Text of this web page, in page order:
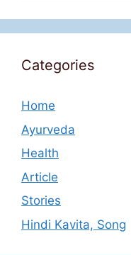
Categories
Home
Ayurveda
Health
Article
Stories
Hindi Kavita, Song